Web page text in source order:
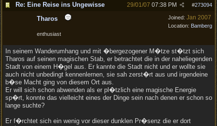
Re: Eine Reise ins Ungewisse #273094
29/01/07 07:38 PM
Joined: Jan 2007
Location: Bamberg
Tharos
enthusiast
In seinem Wanderumhang und mit �bergezogener M�tze st�tzt sich
Tharos auf seinen magischen Stab, er betrachtet die in der naheliegenden
Stadt von einem H�gel aus. Er kannte die Stadt nicht und er wollte sie
auch nicht unbedingt kennenlernen, sie sah zerst�rt aus und irgendeine
b�se Macht ging von diesem Ort aus.
Er will sich schon abwenden als er pl�tzlich eine magische Energie
sp�rt, konnte das vielleicht eines der Dinge sein nach denen er schon so
lange suchte?
Er f�rchtet sich ein wenig vor dieser dunklen Pr�senz die er dort